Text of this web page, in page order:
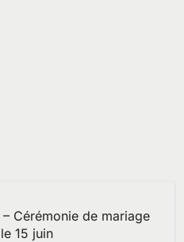
Cérémonie de mariage
15 juin